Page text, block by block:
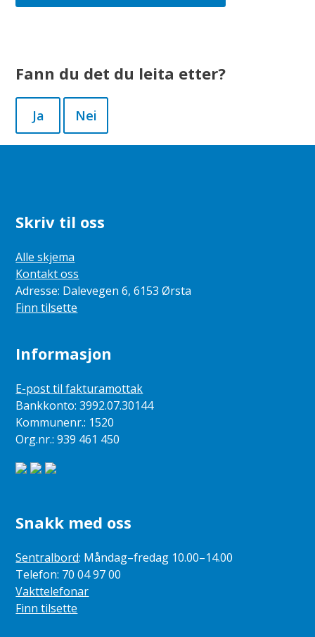
Fann du det du leita etter?
Ja Nei
Skriv til oss
Alle skjema
Kontakt oss
Adresse: Dalevegen 6, 6153 Ørsta
Finn tilsette
Informasjon
E-post til fakturamottak
Bankkonto: 3992.07.30144
Kommunenr.: 1520
Org.nr.: 939 461 450
Snakk med oss
Sentralbord: Måndag–fredag 10.00–14.00
Telefon: 70 04 97 00
Vakttelefonar
Finn tilsette